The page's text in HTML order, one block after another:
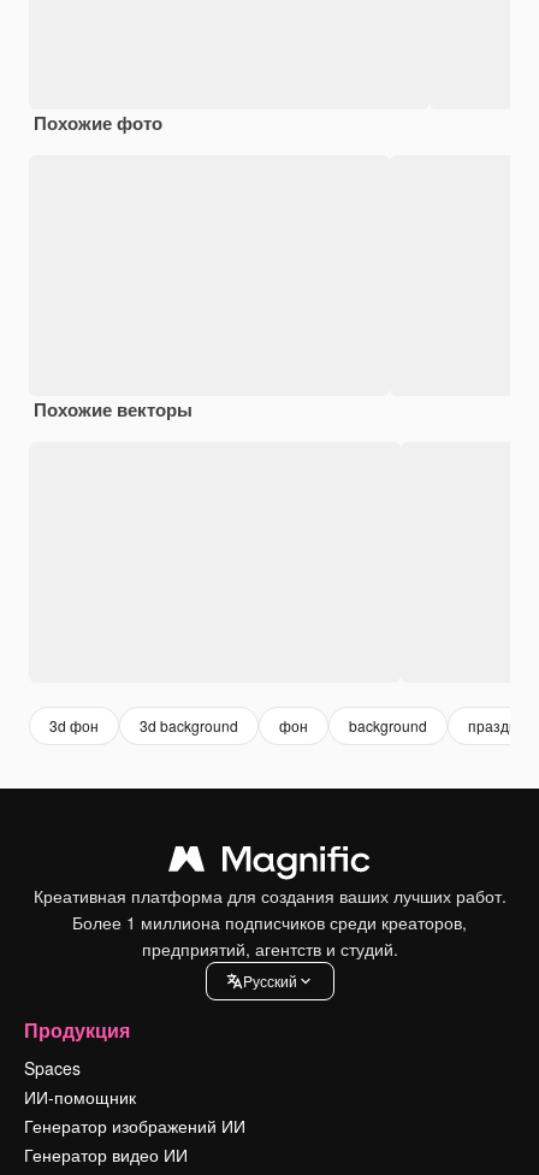
Похожие фото
Похожие векторы
3d фон 3d background фон background праздник
Креативная платформа для создания ваших лучших работ.
Более 1 миллиона подписчиков среди креаторов,
предприятий, агентств и студий.
Pусский
Продукция
Spaces
ИИ-помощник
Генератор изображений ИИ
Генератор видео ИИ